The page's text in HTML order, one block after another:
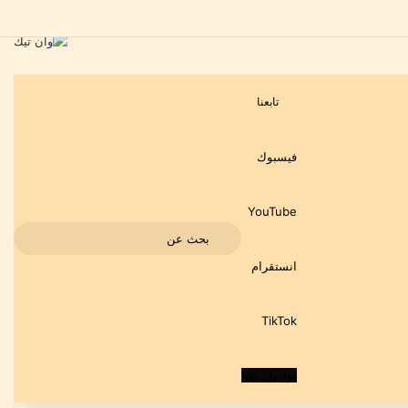
تابعنا
فيسبوك
‫YouTube
انستقرام
‫TikTok
بحث